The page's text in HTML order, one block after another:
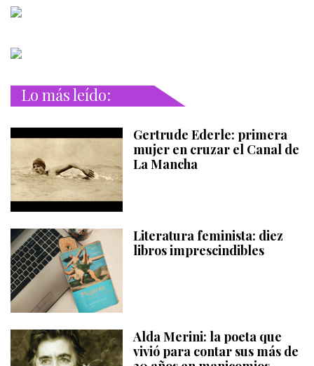
Lo más leído:
Gertrude Ederle: primera
mujer en cruzar el Canal de
La Mancha
Literatura feminista: diez
libros imprescindibles
Alda Merini: la poeta que
vivió para contar sus más de